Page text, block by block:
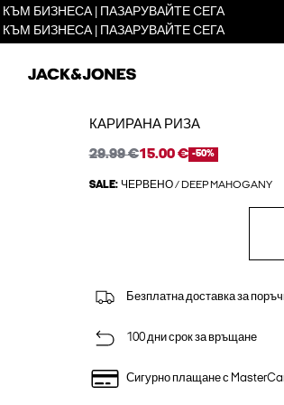
БИЗНЕСА | ПАЗАРУВАЙТЕ СЕГА
БИЗНЕСА | ПАЗАРУВАЙТЕ СЕГА
КАРИРАНА РИЗА
29.99 €15.00 € -50%
SALE: ЧЕРВЕНО / DEEP MAHOGANY
Безплатна доставка за
100 дни срок за връщане
Сигурно плащане с